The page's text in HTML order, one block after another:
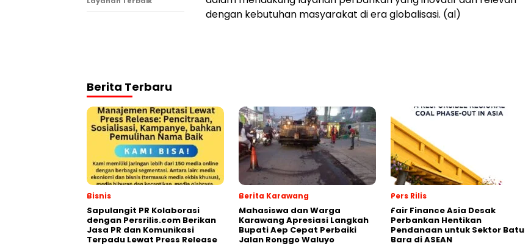
dengan kebutuhan masyarakat di era globalisasi. (al)
Berita Terbaru
Bisnis
Sapulangit PR Kolaborasi
dengan Persrilis.com Berikan
Jasa PR dan Komunikasi
Terpadu Lewat Press Release
Berita Karawang
Mahasiswa dan Warga
Karawang Apresiasi Langkah
Bupati Aep Cepat Perbaiki
Jalan Ronggo Waluyo
Pers Rilis
Fair Finance Asia Desak
Perbankan Hentikan
Pendanaan untuk Sektor Batu
Bara di ASEAN